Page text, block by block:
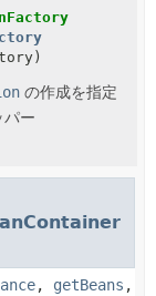
の作成を指定
パー
, getBeans ,